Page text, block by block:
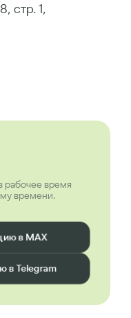
стр. 1,
рабочее время
времени.
в MAX
в Telegram